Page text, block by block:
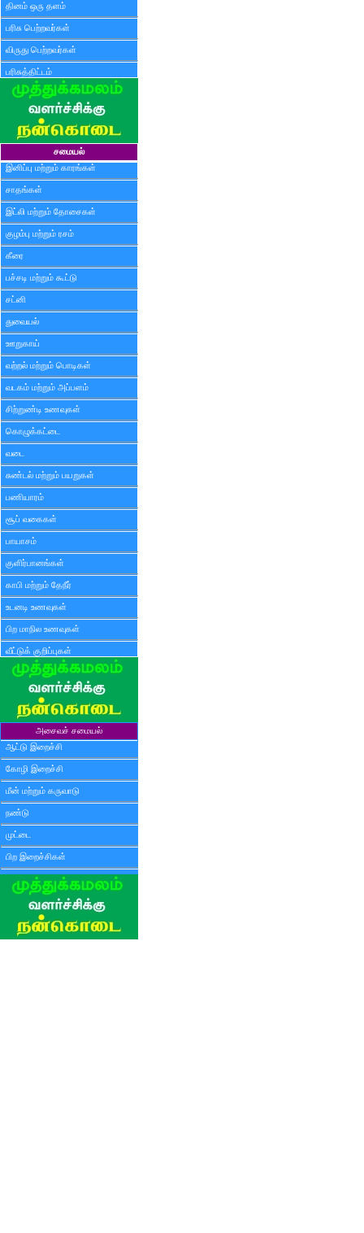
தினம் ஒரு தளம்
பரிசு பெற்றவர்கள்
விருது பெற்றவர்கள்
பரிசுத்திட்டம்
சமையல்
இனிப்பு மற்றும் காரங்கள்
சாதங்கள்
இட்லி மற்றும் தோசைகள்
குழம்பு மற்றும் ரசம்
கீரை
பச்சடி மற்றும் கூட்டு
சட்னி
துவையல்
ஊறுகாய்
வற்றல் மற்றும் பொடிகள்
வடகம் மற்றும் அப்பளம்
சிற்றுண்டி உணவுகள்
கொழுக்கட்டை
வடை
சுண்டல் மற்றும் பயறுகள்
பணியாரம்
சூப் வகைகள்
பாயாசம்
குளிர்பானங்கள்
காபி மற்றும் தேநீர்
உடனடி உணவுகள்
பிற மாநில உணவுகள்
வீட்டுக் குறிப்புகள்
அசைவச் சமையல்
ஆட்டு இறைச்சி
கோழி இறைச்சி
மீன் மற்றும் கருவாடு
நண்டு
முட்டை
பிற இறைச்சிகள்